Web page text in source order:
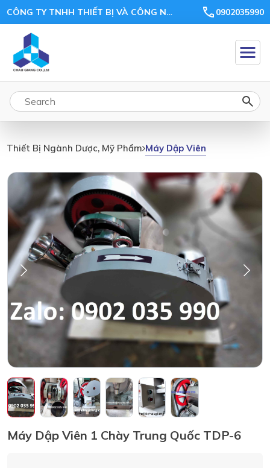
CÔNG TY TNHH THIẾT BỊ VÀ CÔNG NGHỆ CHÂU GIANG 0902035990
Thiết Bị Ngành Dược, Mỹ Phẩm Máy Dập Viên
Máy Dập Viên 1 Chày Trung Quốc TDP-6